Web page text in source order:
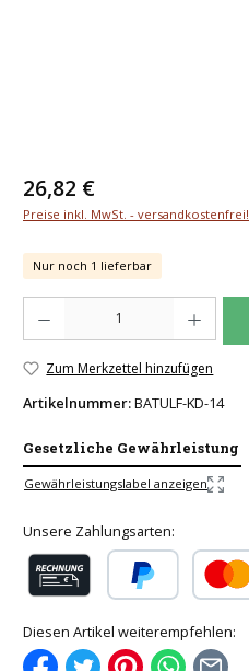
Regulärer Preis:
26,82 €
Preise inkl. MwSt. - versandkostenfrei!
Nur noch 1 lieferbar
Zum Merkzettel hinzufügen
Artikelnummer:BATULF-KD-14
Gesetzliche Gewährleistung
Gewährleistungslabel anzeigen
Unsere Zahlungsarten:
Diesen Artikel weiterempfehlen: